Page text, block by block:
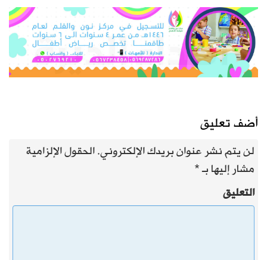
أضف تعليق
لن يتم نشر عنوان بريدك الإلكتروني.الحقول الإلزامية
مشار إليها بـ*
التعليق